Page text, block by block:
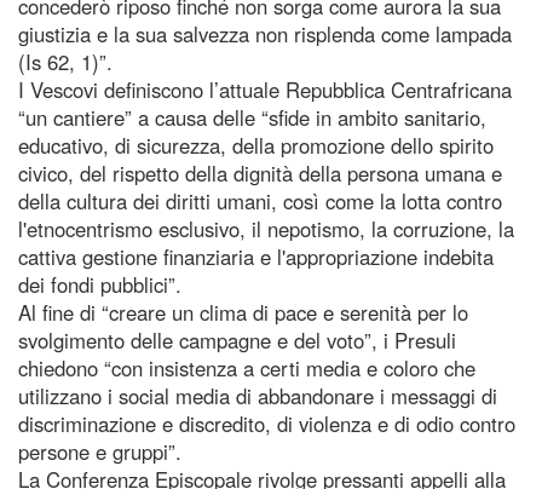
concederò riposo finché non sorga come aurora la sua
giustizia e la sua salvezza non risplenda come lampada
(Is 62, 1)”.
I Vescovi definiscono l’attuale Repubblica Centrafricana
“un cantiere” a causa delle “sfide in ambito sanitario,
educativo, di sicurezza, della promozione dello spirito
civico, del rispetto della dignità della persona umana e
della cultura dei diritti umani, così come la lotta contro
l'etnocentrismo esclusivo, il nepotismo, la corruzione, la
cattiva gestione finanziaria e l'appropriazione indebita
dei fondi pubblici”.
Al fine di “creare un clima di pace e serenità per lo
svolgimento delle campagne e del voto”, i Presuli
chiedono “con insistenza a certi media e coloro che
utilizzano i social media di abbandonare i messaggi di
discriminazione e discredito, di violenza e di odio contro
persone e gruppi”.
La Conferenza Episcopale rivolge pressanti appelli alla